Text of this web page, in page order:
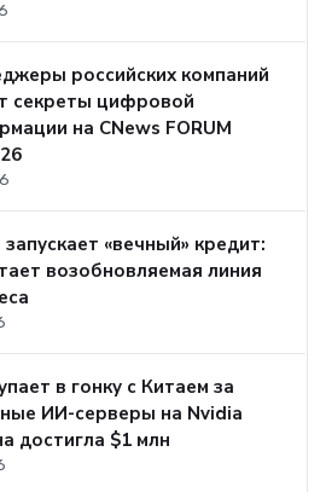
российских компаний
секреты цифровой
на CNews FORUM
«вечный» кредит:
возобновляемая линия
в гонку с Китаем за
ИИ-серверы на Nvidia
достигла $1 млн